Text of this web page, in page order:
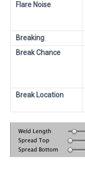
Flare Noise
Breaking
Break Chance
Break Location